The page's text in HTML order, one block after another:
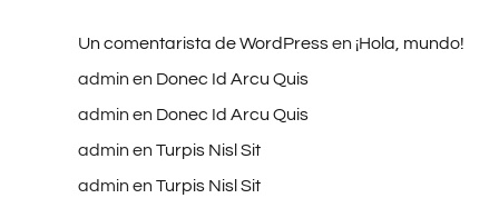
Un comentarista de WordPressen ¡Hola, mundo!
admin en Donec Id Arcu Quis
admin en Donec Id Arcu Quis
admin en Turpis Nisl Sit
admin en Turpis Nisl Sit